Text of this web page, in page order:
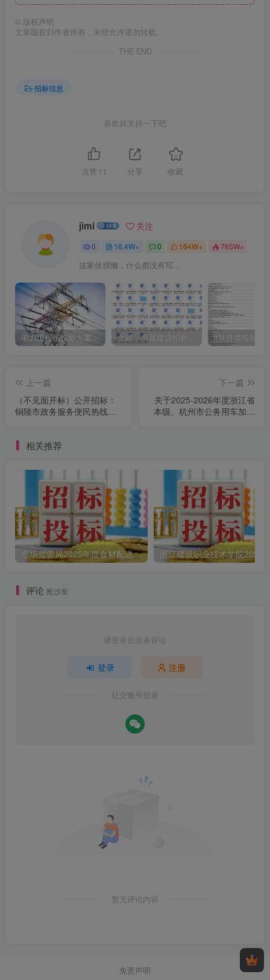
© 版权声明
文章版权归作者所有，未经允许请勿转载。
THE END
招标信息
喜欢就支持一下吧
点赞 11 分享 收藏
jimi 关注
0 16.4W+ 0 164W+ 765W+
这家伙很懒，什么都没有写...
电力工程招投标方案模板 土建、房屋建设招标文件标书模板 it软件类投标书
上一篇
（不见面开标）公开招标：
铜陵市政务服务便民热线运
下一篇
关于2025-2026年度浙江省
本级、杭州市公务用车加油
相关推荐
市场监管局2025年度食材配送采购公告
评论 抢沙发
请登录后发表评论
登录 注册
社交账号登录
暂无评论内容
免责声明